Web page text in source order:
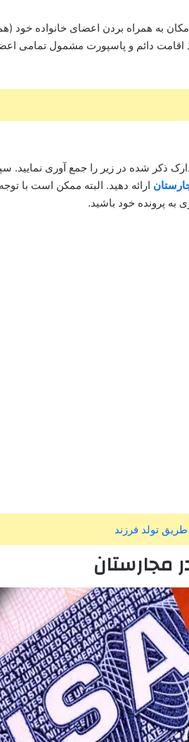
به همراه بردن اعضای خانواده خود
اقامت دائم و پاسپورت مشمول تمامی
ذکر شده در زیر را جمع آوری نمایید.
ارائه دهید. البته ممکن است با
به پرونده خود باشید.
تولد فرزند
مجارستان